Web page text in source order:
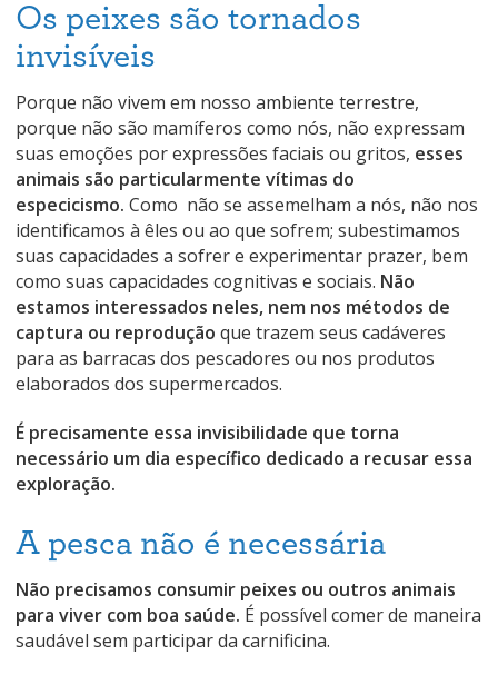
Os peixes são tornados
invisíveis
Porque não vivem em nosso ambiente terrestre,
porque não são mamíferos como nós, não expressam
suas emoções por expressões faciais ou gritos, esses
animais são particularmente vítimas do
especicismo. Como não se assemelham a nós, não nos
identificamos à êles ou ao que sofrem; subestimamos
suas capacidades a sofrer e experimentar prazer, bem
como suas capacidades cognitivas e sociais. Não
estamos interessados ​​neles, nem nos métodos de
captura ou reprodução que trazem seus cadáveres
para as barracas dos pescadores ou nos produtos
elaborados dos supermercados.
É precisamente essa invisibilidade que torna
necessário um dia específico dedicado a recusar essa
exploração.
A pesca não é necessária
Não precisamos consumir peixes ou outros animais
para viver com boa saúde. É possível comer de maneira
saudável sem participar da carnificina.